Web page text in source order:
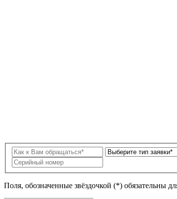
Поля, обозначенные звёздочкой (*) обязательны